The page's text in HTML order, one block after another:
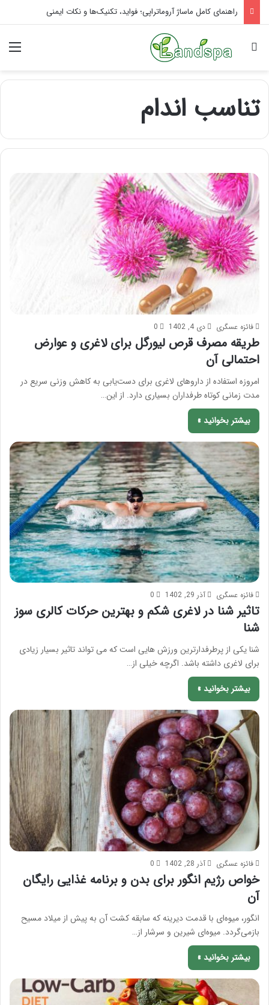
راهنمای کامل ماساژ آروماتراپی؛ فواید، تکنیک‌ها و نکات ایمنی
جستجو برای
تناسب اندام
فائزه عسگری دی 4, 1402 0
طریقه مصرف قرص لیورگل برای لاغری و عوارض
احتمالی آن
امروزه استفاده از داروهای لاغری برای دست‌یابی به کاهش وزنی سریع در
مدت زمانی کوتاه طرفداران بسیاری دارد. از این…
بیشتر بخوانید »
فائزه عسگری آذر 29, 1402 0
تاثیر شنا در لاغری شکم و بهترین حرکات کالری سوز
شنا
شنا یکی از پرطرفدارترین ورزش هایی است که می تواند تاثیر بسیار زیادی
برای لاغری داشته باشد. اگرچه خیلی از…
بیشتر بخوانید »
فائزه عسگری آذر 28, 1402 0
خواص رژیم انگور برای بدن و برنامه غذایی رایگان
آن
انگور، میوه‌ای با قدمت دیرینه که سابقه کشت آن به پیش از میلاد مسیح
بازمی‌گردد. میوه‌ای شیرین و سرشار از…
بیشتر بخوانید »